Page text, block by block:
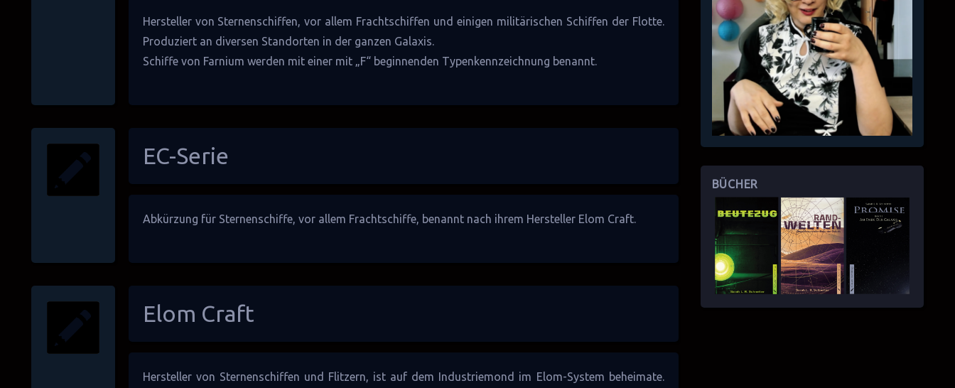
Hersteller von Sternenschiffen, vor allem Frachtschiffen und einigen militärischen Schiffen der Flotte.
Produziert an diversen Standorten in der ganzen Galaxis.
Schiffe von Farnium werden mit einer mit „F“ beginnenden Typenkennzeichnung benannt.
EC-Serie
Abkürzung für Sternenschiffe, vor allem Frachtschiffe, benannt nach ihrem Hersteller Elom Craft.
Elom Craft
Hersteller von Sternenschiffen und Flitzern, ist auf dem Industriemond im Elom-System beheimate.
BÜCHER